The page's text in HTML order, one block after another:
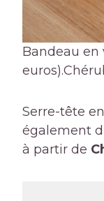
Bandeau en
euros).
Serre-tête
également
à partir de